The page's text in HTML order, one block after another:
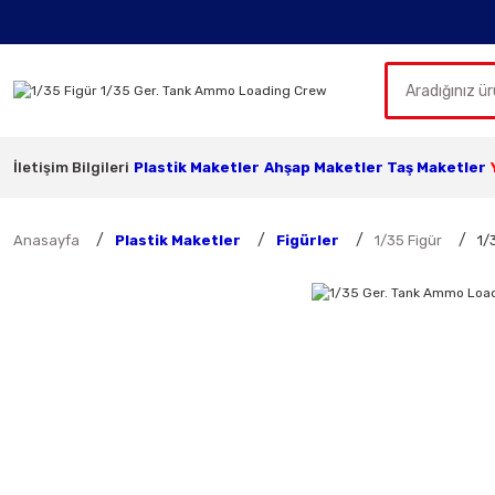
İletişim Bilgileri Plastik Maketler Ahşap Maketler Taş Maketler
Anasayfa Plastik Maketler Figürler 1/35 Figür 1/